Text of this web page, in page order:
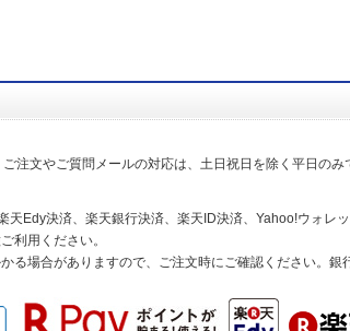
注文やご質問メールの対応は、土日祝日を除く平日のみ
天Edy決済、楽天銀行決済、楽天ID決済、Yahoo!ウォレ
利用ください。
る場合がありますので、ご注文時にご確認ください。銀